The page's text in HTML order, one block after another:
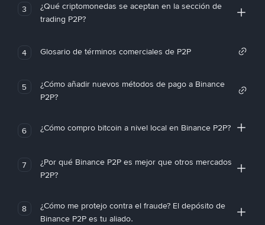
3
¿Qué criptomonedas se aceptan en la sección de
trading P2P?
4 Glosario de términos comerciales de P2P
5
¿Cómo añadir nuevos métodos de pago a Binance
P2P?
6 ¿Cómo compro bitcoin a nivel local en Binance P2P?
7
¿Por qué Binance P2P es mejor que otros mercados
P2P?
8
¿Cómo me protejo contra el fraude? El depósito de
Binance P2P es tu aliado.